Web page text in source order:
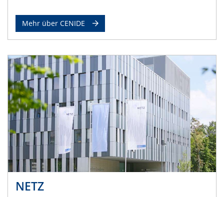
Mehr über CENIDE
NETZ